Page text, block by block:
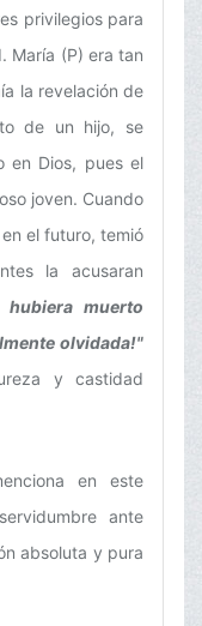
privilegios para
María (P) era tan
la revelación de
de un hijo, se
en Dios, pues el
joven. Cuando
el futuro, temió
la acusaran
hubiera muerto
olvidada!"
y castidad
en este
ante
absoluta y pura